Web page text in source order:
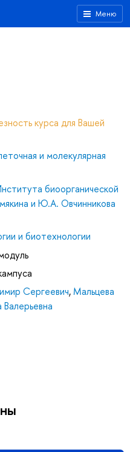
Меню
курса для Вашей
и молекулярная
биоорганической
и Ю.А. Овчинникова
и биотехнологии
Сергеевич, Мальцева
Валерьевна